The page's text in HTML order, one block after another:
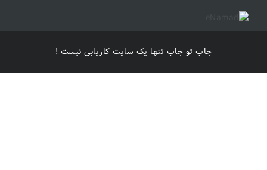
جاب تو جاب تنها یک سایت کاریابی نیست !